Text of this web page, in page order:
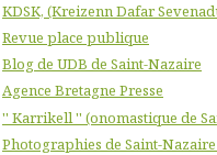
KDSK, (Kreizenn Dafar
Revue place publique
Blog de UDB de Saint-Nazaire
Agence Bretagne Presse
'' Karrikell '' (onomastique de
Photographies de Saint-